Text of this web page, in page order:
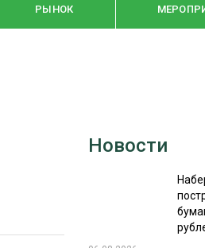
РЫНОК
WOODEX-2021
СУШКА ДРЕВЕСИНЫ
Новости